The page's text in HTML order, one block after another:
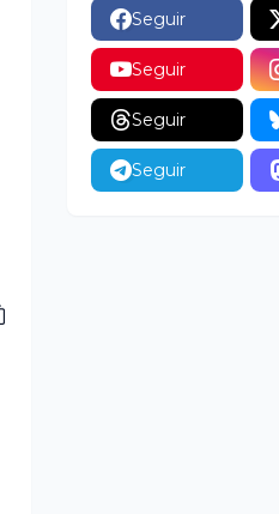
Seguir
Seguir
Seguir
Seguir